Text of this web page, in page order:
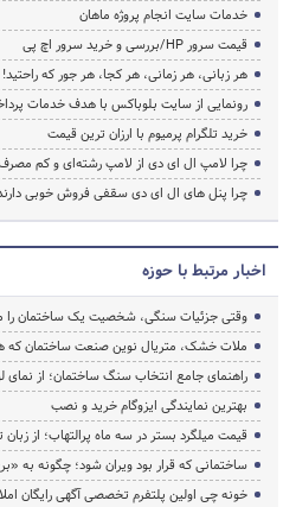
خدمات سایت انجام پروژه ماهان
قیمت سرور HP/بررسی و خرید سرور اچ پی
هر زبانی، هر زمانی، هر کجا، هر جور که راحتید!
رونمایی از سایت بلوباکس با هدف خدمات
خرید تلگرام پرمیوم با ارزان ترین قیمت
چرا لامپ ال ای دی از لامپ رشته‌ای و کم
چرا پنل های ال ای دی سقفی فروش خوبی
اخبار مرتبط با حوزه
وقتی جزئیات سنگی، شخصیت یک ساختمان را
ملات خشک، متریال نوین صنعت ساختمان که
راهنمای جامع انتخاب سنگ ساختمان؛ از
بهترین نمایندگی ایزوگام خرید و نصب
قیمت میلگرد بستر در سه ماه پرالتهاب؛ از زبان
ساختمانی که قرار بود ویران شود؛ چگونه به
خونه چی اولین پلتفرم تخصصی آگهی رایگان